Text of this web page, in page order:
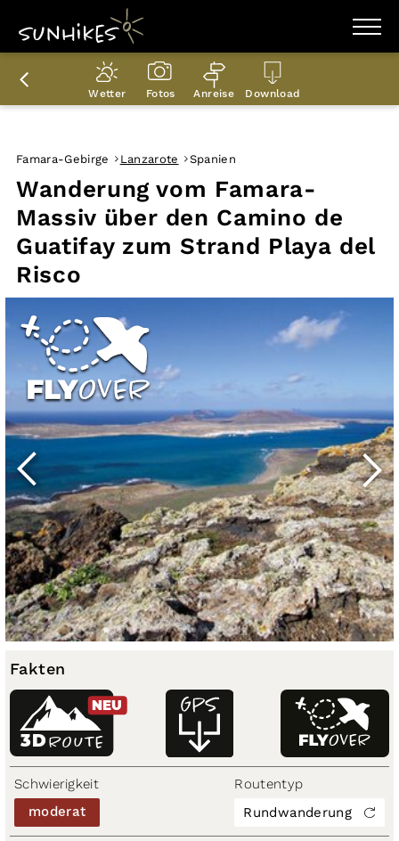
WANDERZIELE
WANDERUNGEN
ENTDECKEN
PLANER
Wetter Fotos Anreise Download
Wanderung vom Famara-
Massiv über den Camino de
Guatifay zum Strand Playa del
Risco
Famara-Gebirge Lanzarote Spanien
Fakten
ROUTE
3D
NEU
Schwierigkeit
moderat
Routentyp
Rundwanderung